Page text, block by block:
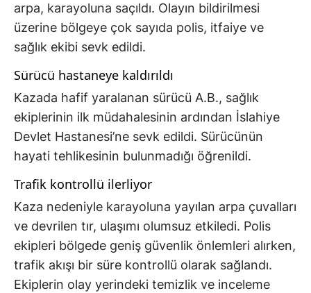
arpa, karayoluna saçıldı. Olayın bildirilmesi
üzerine bölgeye çok sayıda polis, itfaiye ve
sağlık ekibi sevk edildi.
Sürücü hastaneye kaldırıldı
Kazada hafif yaralanan sürücü A.B., sağlık
ekiplerinin ilk müdahalesinin ardından İslahiye
Devlet Hastanesi’ne sevk edildi. Sürücünün
hayati tehlikesinin bulunmadığı öğrenildi.
Trafik kontrollü ilerliyor
Kaza nedeniyle karayoluna yayılan arpa çuvalları
ve devrilen tır, ulaşımı olumsuz etkiledi. Polis
ekipleri bölgede geniş güvenlik önlemleri alırken,
trafik akışı bir süre kontrollü olarak sağlandı.
Ekiplerin olay yerindeki temizlik ve inceleme